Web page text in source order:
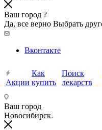
Ваш город ?
Да, все верно Выбрать
Вконтакте
Акции
Как
купить
Поиск
лекарств
Ваш город
Новосибирск